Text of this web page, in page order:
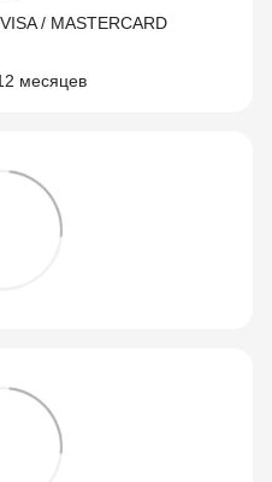
/ MASTERCARD
месяцев